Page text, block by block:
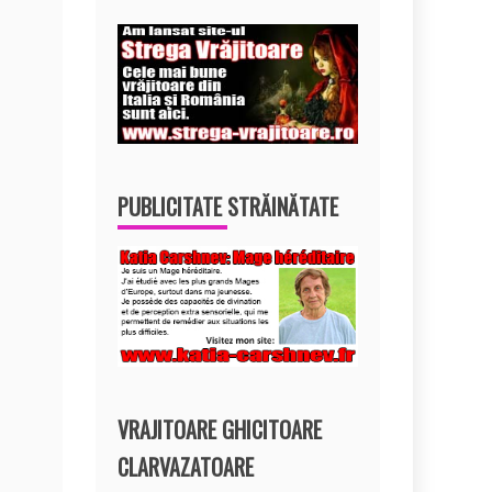
PUBLICITATE STRĂINĂTATE
VRAJITOARE GHICITOARE
CLARVAZATOARE